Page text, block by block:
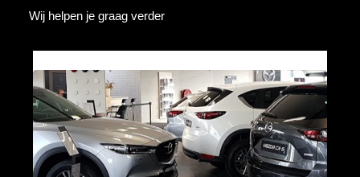
Wij helpen je graag verder